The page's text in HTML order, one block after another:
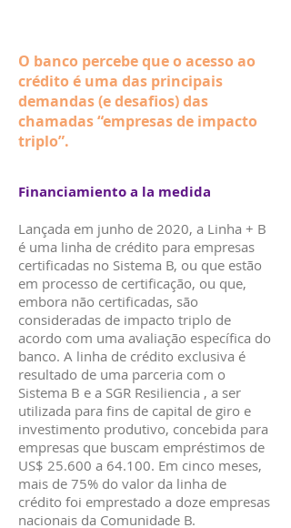
O banco percebe que o acesso ao
crédito é uma das principais
demandas (e desafios) das
chamadas “empresas de impacto
triplo”.
Financiamiento a la medida
Lançada em junho de 2020, a Linha + B
é uma linha de crédito para empresas
certificadas no Sistema B, ou que estão
em processo de certificação, ou que,
embora não certificadas, são
consideradas de impacto triplo de
acordo com uma avaliação específica do
banco. A linha de crédito exclusiva é
resultado de uma parceria com o
Sistema B e a SGR Resiliencia , a ser
utilizada para fins de capital de giro e
investimento produtivo, concebida para
empresas que buscam empréstimos de
US$ 25.600 a 64.100. Em cinco meses,
mais de 75% do valor da linha de
crédito foi emprestado a doze empresas
nacionais da Comunidade B.